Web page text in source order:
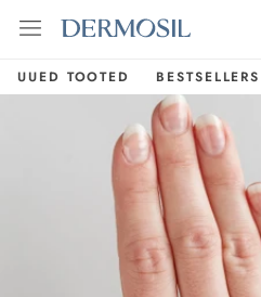
UUED TOOTED BESTSELLERS